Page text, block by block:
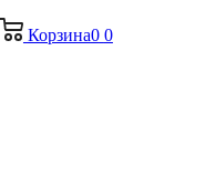
Корзина0 0